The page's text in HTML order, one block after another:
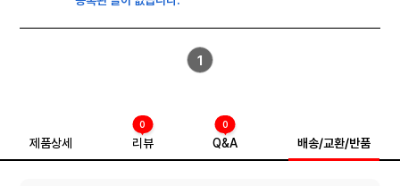
1
제품상세 리뷰
0
Q&A
0
배송/교환/반품